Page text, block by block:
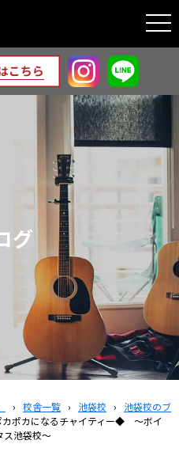
グ
› 校舎一覧 › 池袋校 ›
池袋校のブ
ポカになるチャイティー◆ ～ボイ
池袋校～